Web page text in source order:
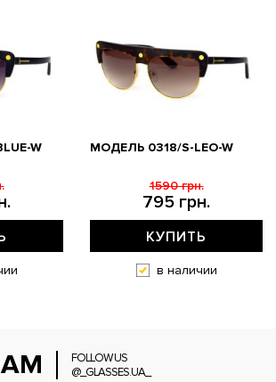
W МОДЕЛЬ 0318/S-LEO-W
795 грн.
1590 грн.
КУПИТЬ
в наличии
FOLLOW US
@_GLASSES.UA_